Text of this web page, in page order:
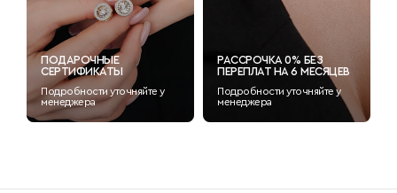
ПОДАРОЧНЫЕ
СЕРТИФИКАТЫ
Подробности уточняйте у
менеджера
РАССРОЧКА 0% БЕЗ
ПЕРЕПЛАТ НА 6 МЕСЯЦЕВ
Подробности уточняйте у
менеджера